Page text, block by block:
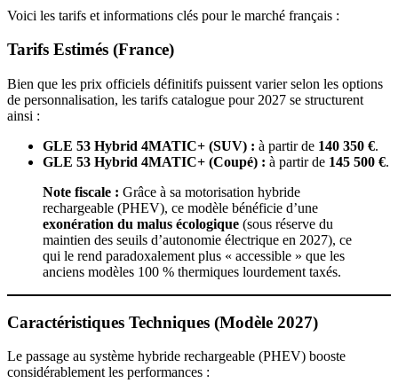
Voici les tarifs et informations clés pour le marché français :
Tarifs Estimés (France)
Bien que les prix officiels définitifs puissent varier selon les options
de personnalisation, les tarifs catalogue pour 2027 se structurent
ainsi :
GLE 53 Hybrid 4MATIC+ (SUV) : à partir de 140 350 €.
GLE 53 Hybrid 4MATIC+ (Coupé) : à partir de 145 500 €.
Note fiscale : Grâce à sa motorisation hybride
rechargeable (PHEV), ce modèle bénéficie d’une
exonération du malus écologique (sous réserve du
maintien des seuils d’autonomie électrique en 2027), ce
qui le rend paradoxalement plus « accessible » que les
anciens modèles 100 % thermiques lourdement taxés.
Caractéristiques Techniques (Modèle 2027)
Le passage au système hybride rechargeable (PHEV) booste
considérablement les performances :